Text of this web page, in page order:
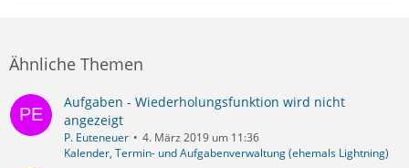
Ähnliche Themen
Aufgaben - Wiederholungsfunktion wird nicht
angezeigt
P. Euteneuer
4. März 2019 um 11:36
Kalender, Termin- und Aufgabenverwaltung (ehemals Lightning)